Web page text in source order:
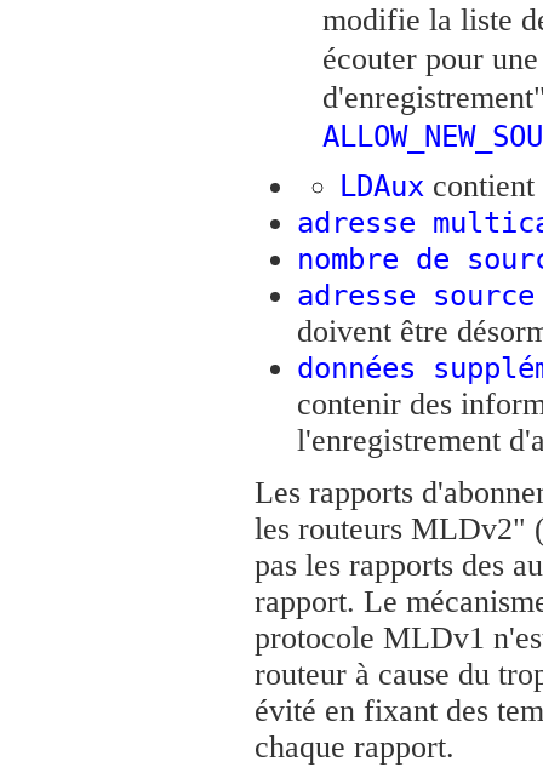
modifie la liste
écouter pour
LDAux contient
adresse
nombre de
adresse
doivent être
données
contenir des
l'enregistrement
Les rapports
les routeurs MLDv2"
pas les rapports des
rapport. Le
protocole MLDv1
routeur à cause du
évité en fixant des
chaque rapport.